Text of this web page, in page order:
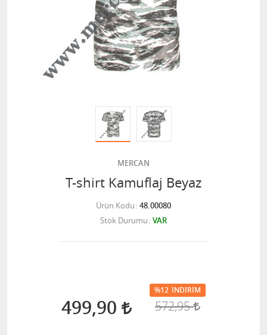
MERCAN
T-shirt Kamuflaj Beyaz
Ürün Kodu 48.00080
Stok Durumu VAR
499,90
%12 İNDIRIM
572,95